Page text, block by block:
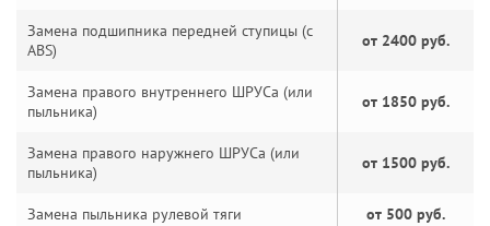
Замена подшипника передней ступицы (с
ABS)
от 2400 руб.
Замена правого внутреннего ШРУСа (или
пыльника)
от 1850 руб.
Замена правого наружнего ШРУСа (или
пыльника)
от 1500 руб.
Замена пыльника рулевой тяги от 500 руб.